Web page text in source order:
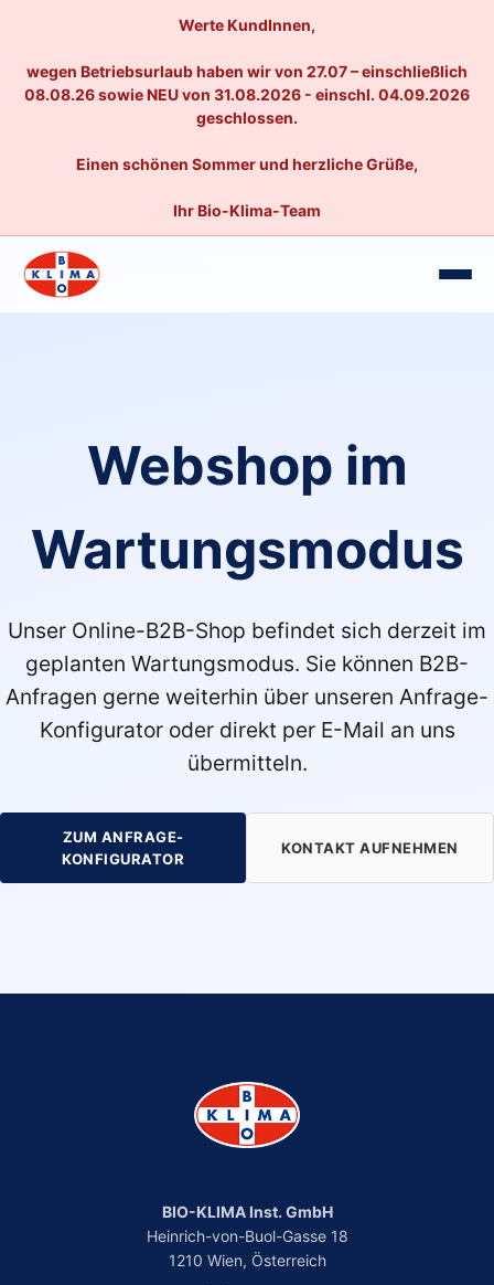
Werte KundInnen,
wegen Betriebsurlaub haben wir von 27.07 – einschließlich
08.08.26 sowie NEU von 31.08.2026 - einschl. 04.09.2026
geschlossen.
Einen schönen Sommer und herzliche Grüße,
Ihr Bio-Klima-Team
Webshop im
Wartungsmodus
Unser Online-B2B-Shop befindet sich derzeit im
geplanten Wartungsmodus. Sie können B2B-
Anfragen gerne weiterhin über unseren Anfrage-
Konfigurator oder direkt per E-Mail an uns
übermitteln.
ZUM ANFRAGE-
KONFIGURATOR
KONTAKT AUFNEHMEN
BIO-KLIMA Inst. GmbH
Heinrich-von-Buol-Gasse 18
1210 Wien, Österreich